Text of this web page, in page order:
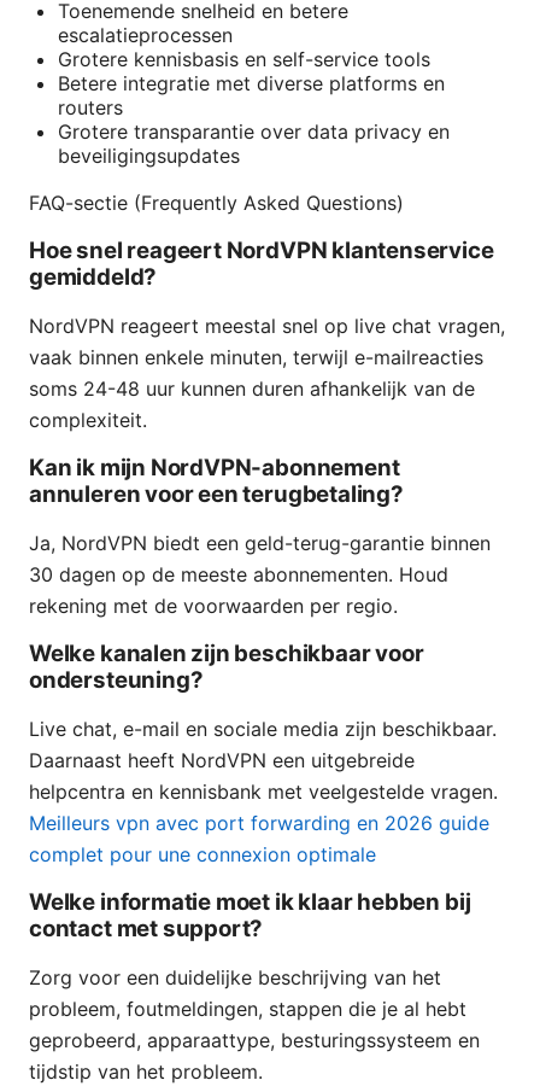
Toenemende snelheid en betere
escalatieprocessen
Grotere kennisbasis en self-service tools
Betere integratie met diverse platforms en
routers
Grotere transparantie over data privacy en
beveiligingsupdates
FAQ-sectie (Frequently Asked Questions)
Hoe snel reageert NordVPN klantenservice
gemiddeld?
NordVPN reageert meestal snel op live chat vragen,
vaak binnen enkele minuten, terwijl e-mailreacties
soms 24-48 uur kunnen duren afhankelijk van de
complexiteit.
Kan ik mijn NordVPN-abonnement
annuleren voor een terugbetaling?
Ja, NordVPN biedt een geld-terug-garantie binnen
30 dagen op de meeste abonnementen. Houd
rekening met de voorwaarden per regio.
Welke kanalen zijn beschikbaar voor
ondersteuning?
Live chat, e-mail en sociale media zijn beschikbaar.
Daarnaast heeft NordVPN een uitgebreide
helpcentra en kennisbank met veelgestelde vragen.
Meilleurs vpn avec port forwarding en 2026 guide
complet pour une connexion optimale
Welke informatie moet ik klaar hebben bij
contact met support?
Zorg voor een duidelijke beschrijving van het
probleem, foutmeldingen, stappen die je al hebt
geprobeerd, apparaattype, besturingssysteem en
tijdstip van het probleem.